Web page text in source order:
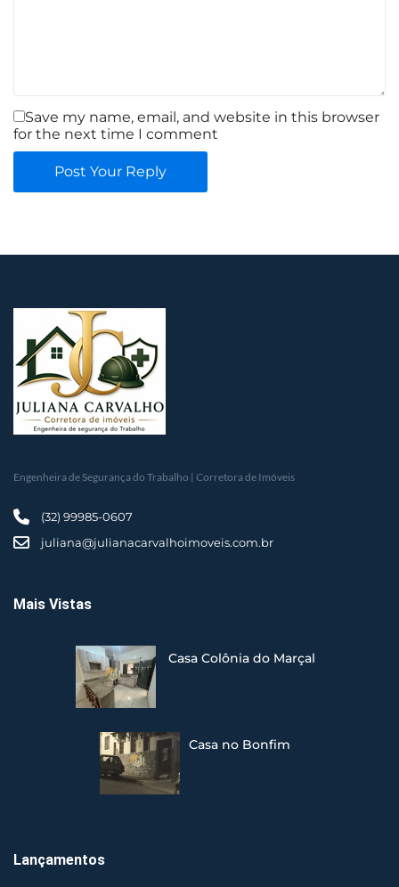
Save my name, email, and website in this browser
for the next time I comment
Post Your Reply
Engenheira de Segurança do Trabalho | Corretora de Imóveis
(32) 99985-0607
juliana@julianacarvalhoimoveis.com.br
Mais Vistas
Casa Colônia do Marçal
Casa no Bonfim
Lançamentos